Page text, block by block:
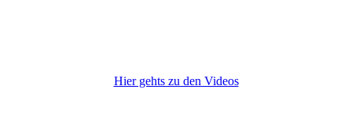
Hier gehts zu den Videos